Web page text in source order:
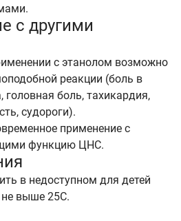
с другими
с этанолом возможно
реакции (боль в
головная боль, тахикардия,
судороги).
применение с
функцию ЦНС.
в недоступном для детей
не выше 25С.